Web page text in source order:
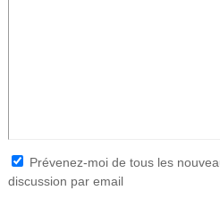
Prévenez-moi de tous les
discussion par email